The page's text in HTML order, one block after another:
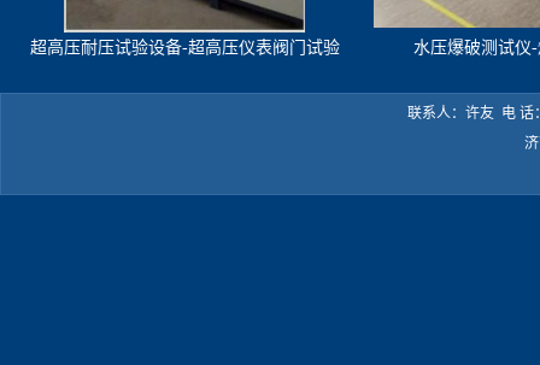
超高压耐压试验设备-超高压仪表阀门试验
水压爆破测试仪
联系人：许友 电 话